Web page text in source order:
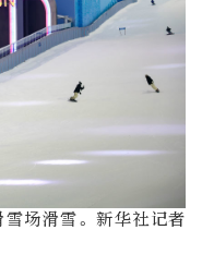
场滑雪。新华社记者